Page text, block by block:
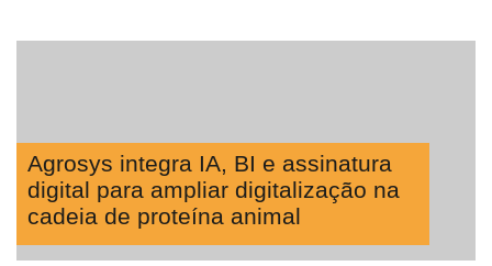
Agrosys integra IA, BI e assinatura
digital para ampliar digitalização na
cadeia de proteína animal